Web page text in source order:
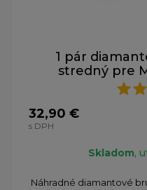
1 pár
stredný pre
32,90 €
s DPH
Skladom,
Náhradné diamantové